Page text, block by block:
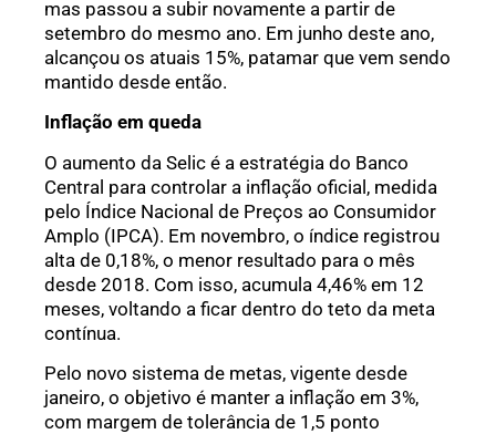
mas passou a subir novamente a partir de
setembro do mesmo ano. Em junho deste ano,
alcançou os atuais 15%, patamar que vem sendo
mantido desde então.
Inflação em queda
O aumento da Selic é a estratégia do Banco
Central para controlar a inflação oficial, medida
pelo Índice Nacional de Preços ao Consumidor
Amplo (IPCA). Em novembro, o índice registrou
alta de 0,18%, o menor resultado para o mês
desde 2018. Com isso, acumula 4,46% em 12
meses, voltando a ficar dentro do teto da meta
contínua.
Pelo novo sistema de metas, vigente desde
janeiro, o objetivo é manter a inflação em 3%,
com margem de tolerância de 1,5 ponto